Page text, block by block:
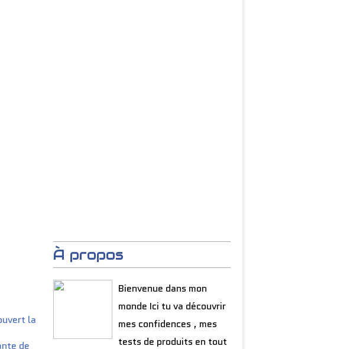
À propos
Bienvenue dans mon
monde Ici tu va découvrir
mes confidences , mes
tests de produits en tout